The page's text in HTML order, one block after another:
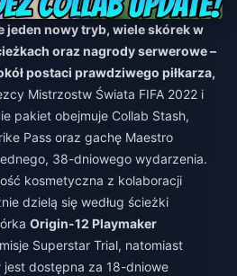
jeden nowy tryb, wiele skórek w
oraz nagrody serwerowe –
postaci prawdziwego piłkarza,
Mistrzostw Świata FIFA 2022 i
pakiet obejmuje Collab Stash,
Pass oraz gachę Maestro
38-dniowego wydarzenia.
kosmetyczna z kolaboracji
dzielą się według ścieżki
Origin-12 Playmaker
Superstar Trial, natomiast
jest dostępna za 18-dniowe